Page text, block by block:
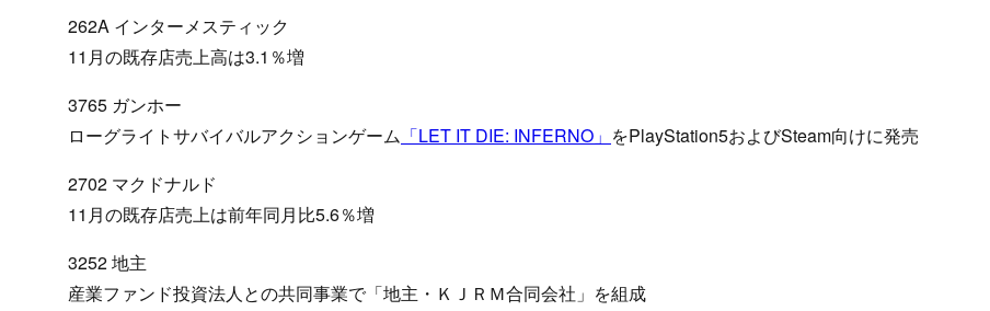
262A インターメスティック
11月の既存店売上高は3.1％増
3765 ガンホー
ローグライトサバイバルアクションゲーム 「LET IT DIE: INFERNO」 をPlayStation5およびSteam向けに発売
2702 マクドナルド
11月の既存店売上は前年同月比5.6％増
3252 地主
産業ファンド投資法人との共同事業で「地主・ＫＪＲＭ合同会社」を組成